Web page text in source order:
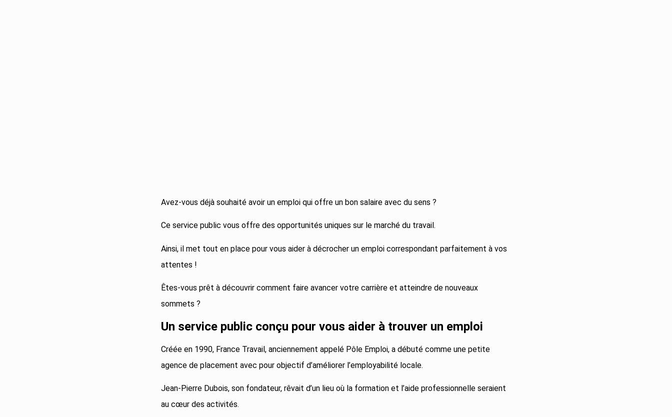
Avez-vous déjà souhaité avoir un emploi qui offre un bon salaire avec du sens ?
Ce service public vous offre des opportunités uniques sur le marché du travail.
Ainsi, il met tout en place pour vous aider à décrocher un emploi correspondant parfaitement à vos
attentes !
Êtes-vous prêt à découvrir comment faire avancer votre carrière et atteindre de nouveaux
sommets ?
Un service public conçu pour vous aider à trouver un emploi
Créée en 1990, France Travail, anciennement appelé Pôle Emploi, a débuté comme une petite
agence de placement avec pour objectif d’améliorer l’employabilité locale.
Jean-Pierre Dubois, son fondateur, rêvait d’un lieu où la formation et l’aide professionnelle seraient
au cœur des activités.